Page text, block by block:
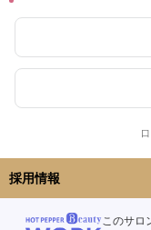
採用情報
このサロ